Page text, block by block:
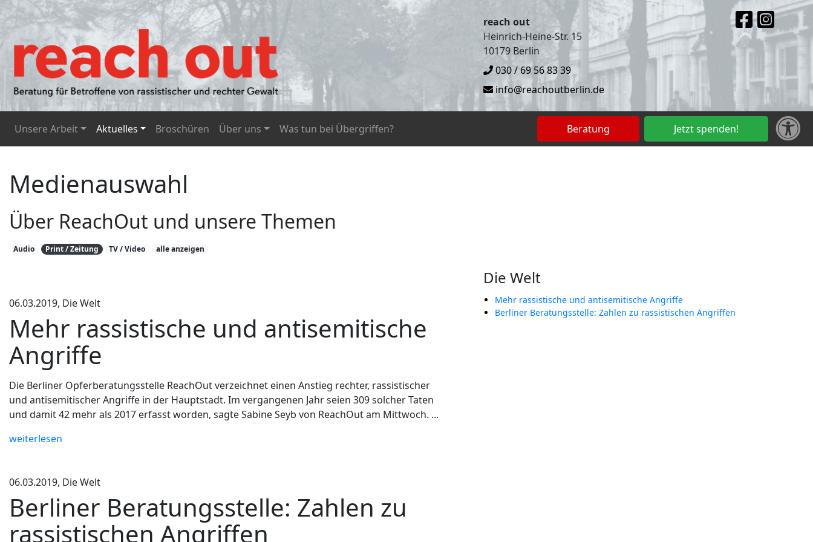
reach out
Heinrich-Heine-Str. 15
10179 Berlin
030 / 69 56 83 39
info@reachoutberlin.de
Unsere Arbeit Aktuelles Broschüren Über uns Was tun bei Übergriffen? Beratung Jetzt spenden!
Medienauswahl
Über ReachOut und unsere Themen
Audio Print / Zeitung TV / Video alle anzeigen
06.03.2019, Die Welt
Mehr rassistische und antisemitische
Angriffe
Die Berliner Opferberatungsstelle ReachOut verzeichnet einen Anstieg rechter, rassistischer
und antisemitischer Angriffe in der Hauptstadt. Im vergangenen Jahr seien 309 solcher Taten
und damit 42 mehr als 2017 erfasst worden, sagte Sabine Seyb von ReachOut am Mittwoch. ...
weiterlesen
06.03.2019, Die Welt
Berliner Beratungsstelle: Zahlen zu
rassistischen Angriffen
Die Welt
Mehr rassistische und antisemitische Angriffe
Berliner Beratungsstelle: Zahlen zu rassistischen Angriffen